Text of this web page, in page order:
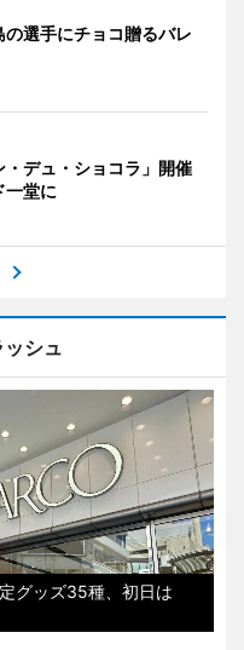
選手にチョコ贈るバレ
・デュ・ショコラ」開催
堂に
シュ
グッズ35種、初日は